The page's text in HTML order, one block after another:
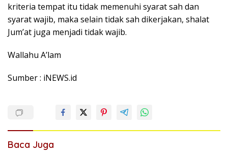
kriteria tempat itu tidak memenuhi syarat sah dan
syarat wajib, maka selain tidak sah dikerjakan, shalat
Jum’at juga menjadi tidak wajib.
Wallahu A’lam
Sumber : iNEWS.id
Baca Juga